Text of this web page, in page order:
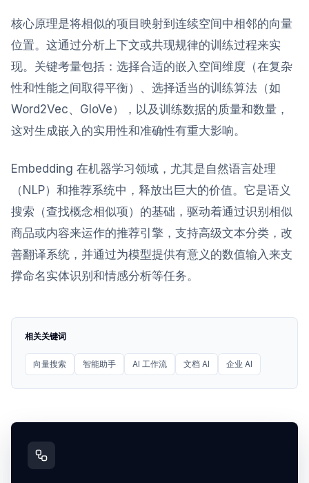
核心原理是将相似的项目映射到连续空间中相邻的向量
位置。这通过分析上下文或共现规律的训练过程来实
现。关键考量包括：选择合适的嵌入空间维度（在复杂
性和性能之间取得平衡）、选择适当的训练算法（如
Word2Vec、GloVe），以及训练数据的质量和数量，
这对生成嵌入的实用性和准确性有重大影响。
Embedding 在机器学习领域，尤其是自然语言处理
（NLP）和推荐系统中，释放出巨大的价值。它是语义
搜索（查找概念相似项）的基础，驱动着通过识别相似
商品或内容来运作的推荐引擎，支持高级文本分类，改
善翻译系统，并通过为模型提供有意义的数值输入来支
撑命名实体识别和情感分析等任务。
相关关键词
向量搜索 智能助手 AI 工作流 文档 AI 企业 AI